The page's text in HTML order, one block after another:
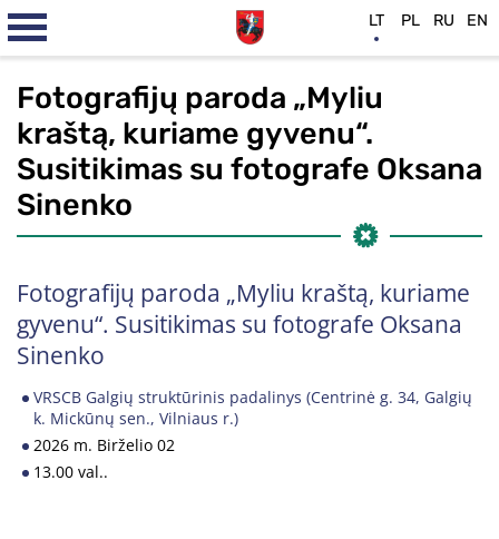
Fotografijų paroda „Myliu
kraštą, kuriame gyvenu“.
Susitikimas su fotografe Oksana
Sinenko
Fotografijų paroda „Myliu kraštą, kuriame
gyvenu“. Susitikimas su fotografe Oksana
Sinenko
VRSCB Galgių struktūrinis padalinys (Centrinė g. 34, Galgių
k. Mickūnų sen., Vilniaus r.)
2026 m. Birželio 02
13.00 val..
LT PL RU EN